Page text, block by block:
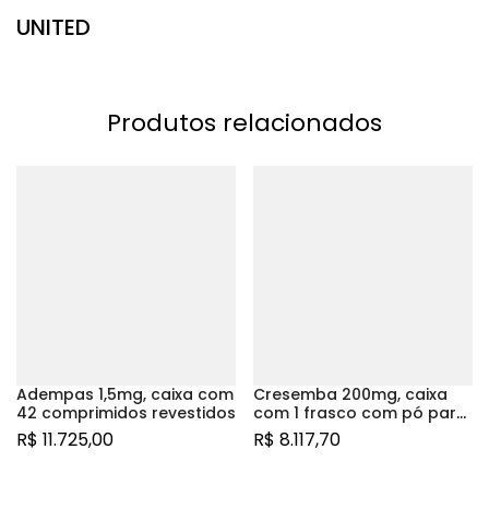
UNITED
Produtos relacionados
Adempas 1,5mg, caixa com
42 comprimidos revestidos
R$ 11.725,00
Cresemba 200mg, caixa
com 1 frasco com pó para
solução de infusão
intravenoso
R$ 8.117,70